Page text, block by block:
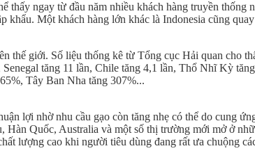
thấy ngay từ đầu năm nhiều khách hàng truyền thống
khẩu. Một khách hàng lớn khác là Indonesia cũng
thế giới. Số liệu thống kê từ Tổng cục Hải quan cho
tăng 11 lần, Chile tăng 4,1 lần, Thổ Nhĩ Kỳ
Tây Ban Nha tăng 307%...
lợi nhờ nhu cầu gạo còn tăng nhẹ có thể do cung
Quốc, Australia và một số thị trường mới mở ở
lượng cao khi người tiêu dùng đang rất ưa chuộng